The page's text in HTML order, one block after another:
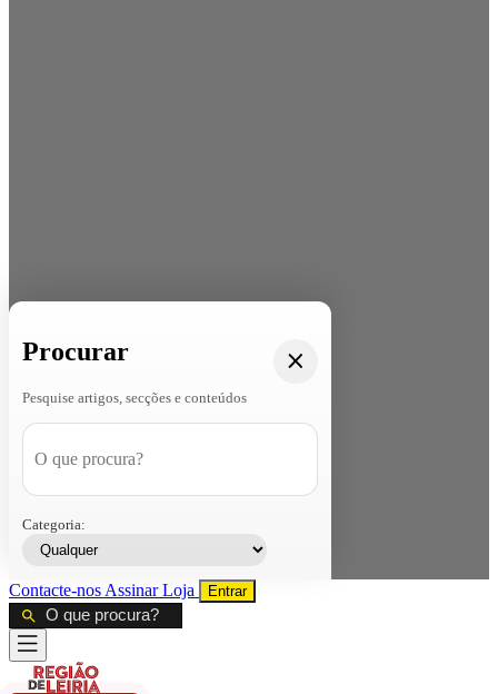
Procurar
Pesquise artigos, secções e conteúdos
Categoria:
Contacte-nos AssinarLoja Entrar